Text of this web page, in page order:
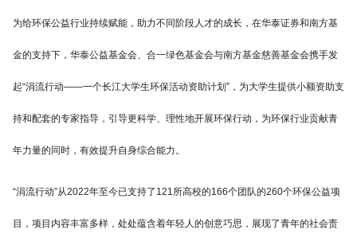
为给环保公益行业持续赋能，助力不同阶段人才的成长，在华泰证券和南方基
金的支持下，华泰公益基金会、合一绿色基金会与南方基金慈善基金会携手发
起“涓流行动——一个长江大学生环保活动资助计划”，为大学生提供小额资助支
持和配套的专家指导，引导更科学、理性地开展环保行动，为环保行业贡献青
年力量的同时，有效提升自身综合能力。
“涓流行动”从2022年至今已支持了121所高校的166个团队的260个环保公益项
目，项目内容丰富多样，处处蕴含着年轻人的创意巧思，展现了青年的社会责